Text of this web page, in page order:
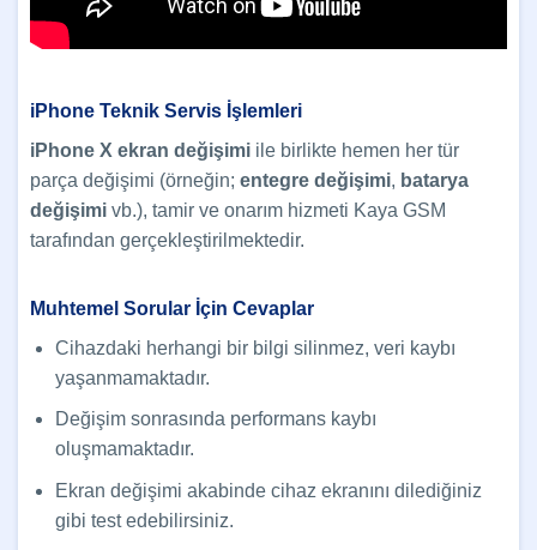
iPhone Teknik Servis İşlemleri
iPhone X ekran değişimi ile birlikte hemen her tür
parça değişimi (örneğin; entegre değişimi, batarya
değişimi vb.), tamir ve onarım hizmeti Kaya GSM
tarafından gerçekleştirilmektedir.
Muhtemel Sorular İçin Cevaplar
Cihazdaki herhangi bir bilgi silinmez, veri kaybı
yaşanmamaktadır.
Değişim sonrasında performans kaybı
oluşmamaktadır.
Ekran değişimi akabinde cihaz ekranını dilediğiniz
gibi test edebilirsiniz.